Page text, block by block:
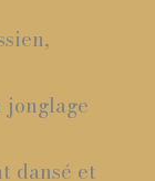
dansé et